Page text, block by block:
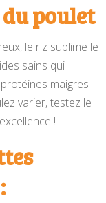
poulet
le riz sublime le
sains qui
maigres
varier, testez le
!